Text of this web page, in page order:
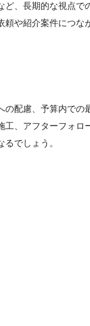
ど、長期的な視点で
頼や紹介案件につな
の配慮、予算内での
工、アフターフォロ
でしょう。